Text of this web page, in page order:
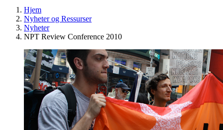
Hjem
Nyheter og Ressurser
Nyheter
NPT Review Conference 2010